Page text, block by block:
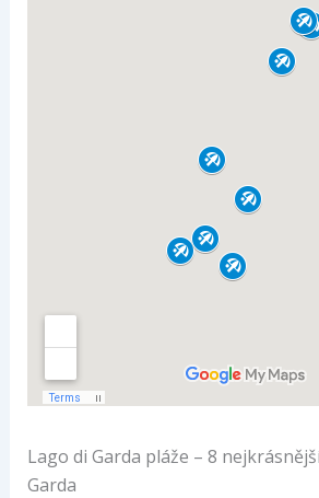
Lago di Garda pláže – 8
Garda